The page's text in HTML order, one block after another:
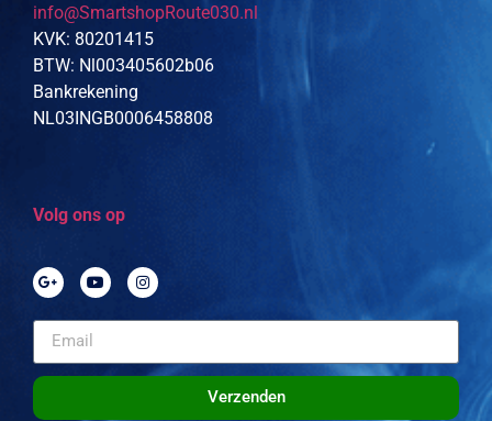
info@SmartshopRoute030.nl
KVK: 80201415
BTW: Nl003405602b06
Bankrekening
NL03INGB0006458808
Volg ons op
Verzenden